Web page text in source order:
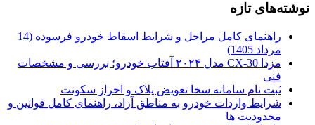
نوشته‌های تازه
راهنمای کامل مراحل و شرایط اسقاط خودرو فرسوده (14
مرداد 1405)
مزدا CX-30 مدل ۲۰۲۴ آفتاب خودرو؛ بررسی و مشخصات
فنی
ثبت نام سامانه سخا تعویض پلاک و احراز سکونت
شرایط واردات خودرو به مناطق آزاد، راهنمای کامل قوانین و
محدودیت ها